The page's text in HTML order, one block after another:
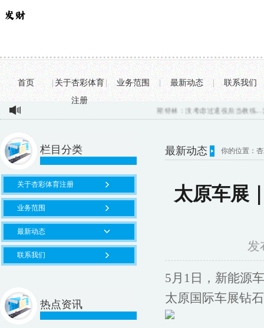
首页 | 关于杏彩体育
注册
| 业务范围 | 最新动态 | 联系我们
斯特林：没考虑过退役后当教练... 浪姐
栏目分类
关于杏彩体育注册
业务范围
最新动态
联系我们
热点资讯
最新动态 你的位置：
太原车展
发
5月1日，新能源
太原国际车展钻